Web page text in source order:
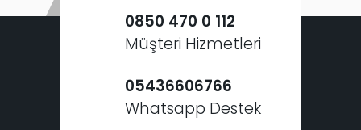
0850 470 0 112
Müşteri Hizmetleri
05436606766
Whatsapp Destek